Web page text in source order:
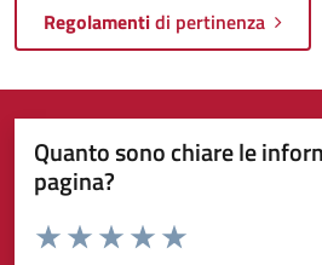
Regolamentidi pertinenza
Quanto sono chiare le
pagina?
Valuta da 1 a 5 stelle la pagina